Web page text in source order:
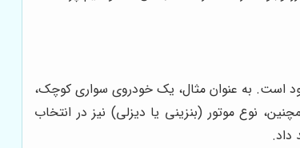
است. به عنوان مثال، یک خودروی سواری کوچک،
نوع موتور (بنزینی یا دیزلی) نیز در انتخاب
داد.